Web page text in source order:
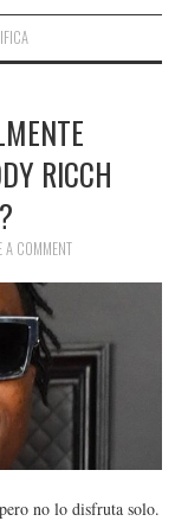
RICCH
A COMMENT
no lo disfruta solo.